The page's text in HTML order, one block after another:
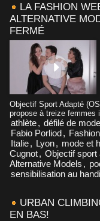
LA FASHION
ALTERNATIVE
FERMÉ
Objectif Sport Adapté
propose à treize femmes
athlète, défilé de mode
Fabio Porliod,
Italie, Lyon, mode et
Cugnot, Objectif sport
Alternative Models ,
sensibilisation au
URBAN
EN BAS!